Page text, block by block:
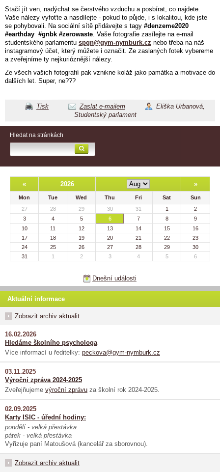
Stačí jít ven, nadýchat se čerstvého vzduchu a posbírat, co najdete.
Vaše nálezy vyfoťte a nasdílejte - pokud to půjde, i s lokalitou, kde jste
se pohybovali. Na sociální sítě přidávejte s tagy #denzeme2020
#earthday #gnbk #zerowaste. Vaše fotografie zasílejte na e-mail
studentského parlamentu spgn@gym-nymburk.cz nebo třeba na náš
instagramový účet, který můžete i označit. Ze zaslaných fotek vybereme
a zveřejníme ty nejkurióznější nálezy.
Ze všech vašich fotografií pak vznikne koláž jako památka a motivace do
dalších let. Super, ne???
Tisk Zaslat e-mailem
Eliška Urbanová,
Studentský parlament
Hledat na stránkách
« 2026 »
Mon Tue Wed Thu Fri Sat
Sun
27
28 29 30 31 1
2
3
4 5 6 7 8
9
10
11 12 13 14 15
16
17
18 19 20 21 22
23
24
25 26 27 28 29
30
31
1 2 3 4 5 6
Dnešní události
Aktuální informace
Zobrazit archiv aktualit
16.02.2026
Hledáme školního psychologa
Více informací u ředitelky: peckova@gym-nymburk.cz
03.11.2025
Výroční zpráva 2024-2025
Zveřejňujeme výroční zprávu za školní rok 2024-2025.
02.09.2025
Karty ISIC - úřední hodiny:
pondělí - velká přestávka
pátek - velká přestávka
Vyřizuje paní Matoušová (kancelář za sborovnou).
Zobrazit archiv aktualit